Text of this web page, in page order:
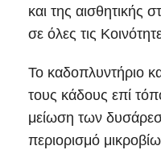
και της αισθητικής
σε όλες τις
Το καδοπλυντήριο
τους κάδους επί
μείωση των
περιορισμό